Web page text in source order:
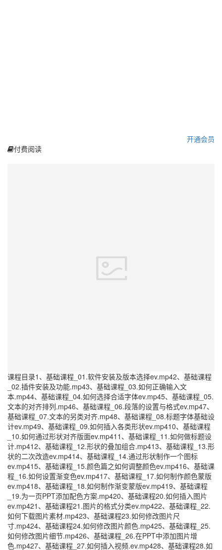
开通会员
付费阅读
课程目录1、基础课程_01.软件安装及版本选择ev.mp42、基础课程
_02.插件安装及功能.mp43、基础课程_03.如何正确输入文
本.mp44、基础课程_04.如何选择合适字体ev.mp45、基础课程_05.
文本的对齐排列.mp46、基础课程_06.段落的设置与格式ev.mp47、
基础课程_07.文本的另类对齐.mp48、基础课程_08.标题字体基础设
计ev.mp49、基础课程_09.如何插入各类形状ev.mp410、基础课程
_10.如何通过形状对齐版面ev.mp411、基础课程_11.如何做标题设
计.mp412、基础课程_12.形状的叠加组合.mp413、基础课程_13.形
状的二次改造ev.mp414、基础课程_14.通过形状制作一个图标
ev.mp415、基础课程_15.颜色篇之如何调整颜色ev.mp416、基础课
程_16.如何设置渐变色ev.mp417、基础课程_17.如何制作颜色蒙版
ev.mp418、基础课程_18.如何制作渐变蒙版ev.mp419、基础课程
_19.为一页PPT添加配色方案.mp420、基础课程20.如何插入图片
ev.mp421、基础课程21.图片的格式分类ev.mp422、基础课程_22.
如何下载图片素材.mp423、基础课程23.如何修改图片尺
寸.mp424、基础课程24.如何修改图片颜色.mp425、基础课程_25.
如何修改图片细节.mp426、基础课程_26.在PPT中添加图片增
色.mp427、基础课程_27.如何插入视频.ev.mp428、基础课程28.如